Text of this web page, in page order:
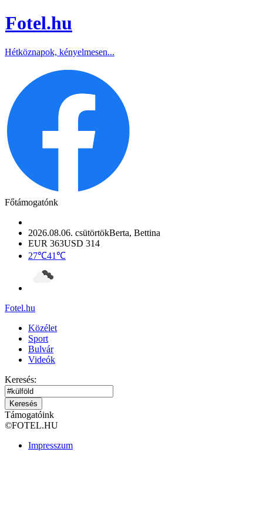
Fotel.hu
Hétköznapok, kényelmesen...
Főtámogatónk
2026.08.06. csütörtökBerta, Bettina
EUR 363USD 314
27℃41℃
Fotel.hu
Közélet
Sport
Bulvár
Videók
Keresés:
Keresés
Támogatóink
©FOTEL.HU
Impresszum